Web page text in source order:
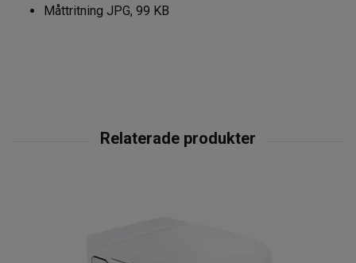
Måttritning JPG, 99 KB